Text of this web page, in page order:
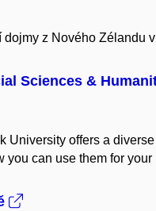
z Nového Zélandu
Sciences &
University offers a
you can use them for